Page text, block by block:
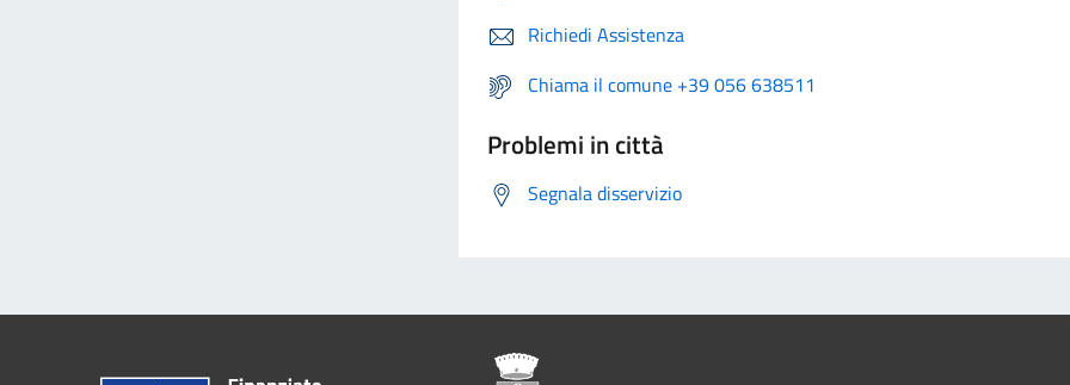
Richiedi Assistenza
Chiama il comune +39 056 638511
Problemi in città
Segnala disservizio